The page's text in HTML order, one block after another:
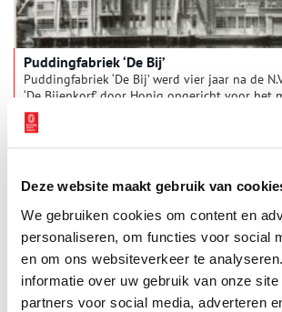
Deze website maakt gebruik van
We gebruiken cookies om content en
personaliseren, om functies voor social
en om ons websiteverkeer te
informatie over uw gebruik van onze site
partners voor social media, adverteren
Puddingfabriek ‘De Bij’
Puddingfabriek ‘De Bij’ werd vier jaar na de
‘De Bijenkorf’ door Honig opgericht voor het
maïsstijfsel en later pudding. Tegenwoordig
Honigfabriek een beeldbepalend industrieel
Zaan. Sinds 2011 heeft ‘studio